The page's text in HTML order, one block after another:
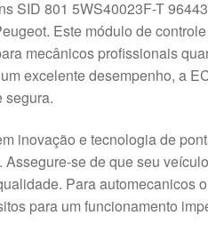
SID 801 5WS40023F-T
Este módulo de
mecânicos profissionais
excelente desempenho, a
segura.
inovação e tecnologia de
se de que seu
Para automecanicos
para um funcionamento